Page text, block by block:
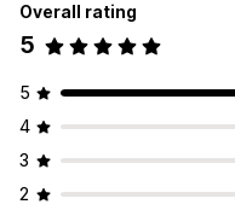
Overall rating
5
5
4
3
2